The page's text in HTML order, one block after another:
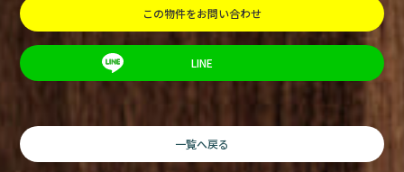
この物件をお問い合わせ
LINE
一覧へ戻る